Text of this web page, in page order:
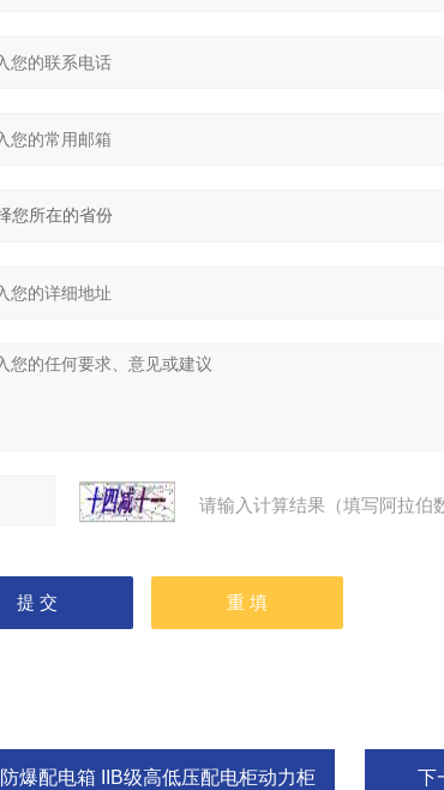
请输入计算结果（填写阿拉伯
爆配电箱 IIB级高低压配电柜动力柜 下